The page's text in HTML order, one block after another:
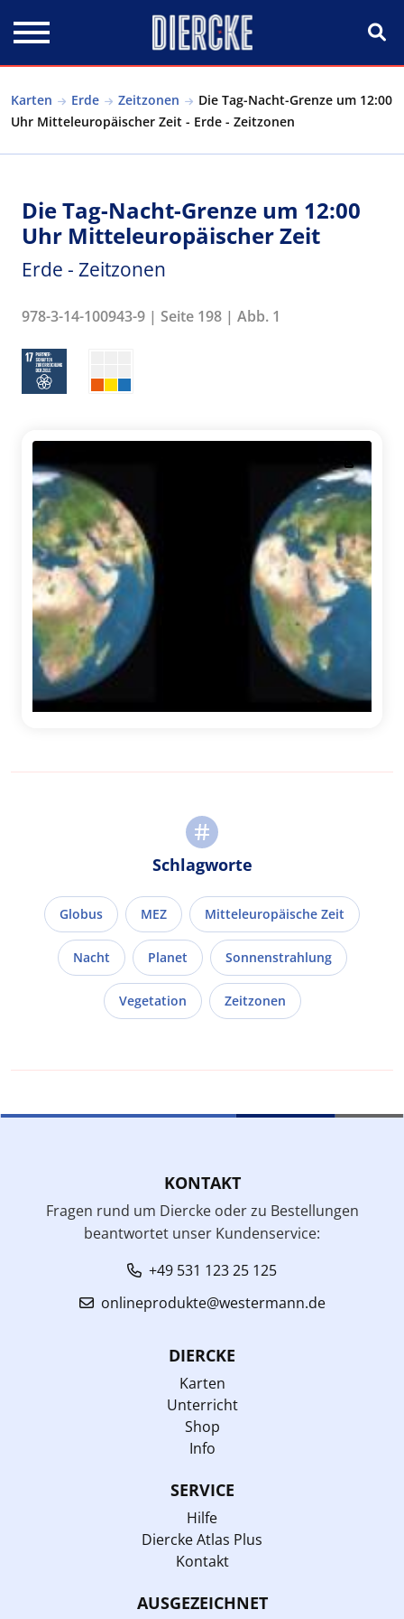
Karten Erde Zeitzonen
Die Tag-Nacht-Grenze um 12:00
Uhr Mitteleuropäischer Zeit - Erde - Zeitzonen
Die Tag-Nacht-Grenze um 12:00
Uhr Mitteleuropäischer Zeit
Erde - Zeitzonen
978-3-14-100943-9 | Seite 198 | Abb. 1
Schlagworte
Globus MEZ Mitteleuropäische Zeit
Nacht Planet Sonnenstrahlung
Vegetation Zeitzonen
KONTAKT
Fragen rund um Diercke oder zu Bestellungen
beantwortet unser Kundenservice:
+49 531 123 25 125
onlineprodukte@westermann.de
DIERCKE
Karten
Unterricht
Shop
Info
SERVICE
Hilfe
Diercke Atlas Plus
Kontakt
AUSGEZEICHNET